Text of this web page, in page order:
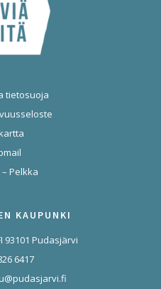
tietosuoja
Pelkka
KAUPUNKI
93101 Pudasjärvi
6417